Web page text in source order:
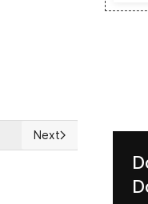
Next article: Faith
Next